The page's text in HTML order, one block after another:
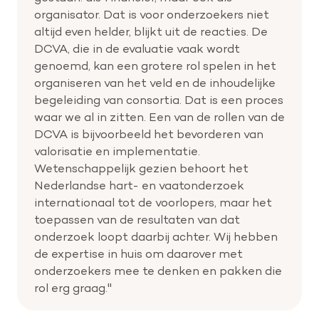
organisator. Dat is voor onderzoekers niet
altijd even helder, blijkt uit de reacties. De
DCVA, die in de evaluatie vaak wordt
genoemd, kan een grotere rol spelen in het
organiseren van het veld en de inhoudelijke
begeleiding van consortia. Dat is een proces
waar we al in zitten. Een van de rollen van de
DCVA is bijvoorbeeld het bevorderen van
valorisatie en implementatie.
Wetenschappelijk gezien behoort het
Nederlandse hart- en vaatonderzoek
internationaal tot de voorlopers, maar het
toepassen van de resultaten van dat
onderzoek loopt daarbij achter. Wij hebben
de expertise in huis om daarover met
onderzoekers mee te denken en pakken die
rol erg graag."